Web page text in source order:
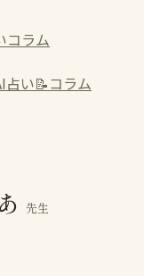
コラム
占い📝コラム
先生